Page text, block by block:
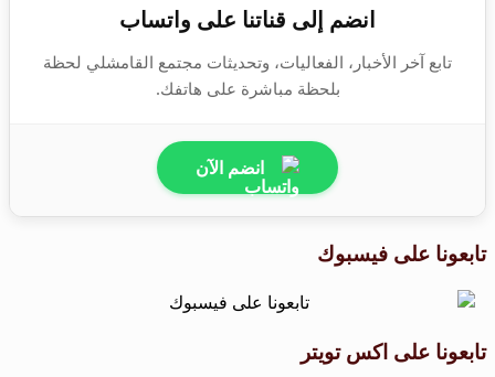
انضم إلى قناتنا على واتساب
تابع آخر الأخبار، الفعاليات، وتحديثات مجتمع القامشلي لحظة
بلحظة مباشرة على هاتفك.
انضم الآن
تابعونا على فيسبوك
تابعونا على اكس تويتر